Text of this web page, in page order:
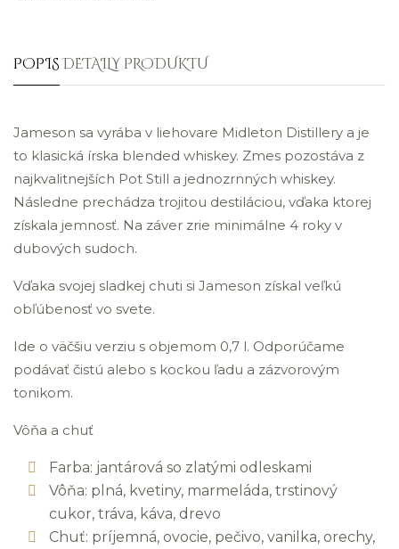
POPISDETAILY PRODUKTU
Jameson sa vyrába v liehovare Midleton Distillery a je
to klasická írska blended whiskey. Zmes pozostáva z
najkvalitnejších Pot Still a jednozrnných whiskey.
Následne prechádza trojitou destiláciou, vďaka ktorej
získala jemnosť. Na záver zrie minimálne 4 roky v
dubových sudoch.
Vďaka svojej sladkej chuti si Jameson získal veľkú
obľúbenosť vo svete.
Ide o väčšiu verziu s objemom 0,7 l. Odporúčame
podávať čistú alebo s kockou ľadu a zázvorovým
tonikom.
Vôňa a chuť
Farba: jantárová so zlatými odleskami
Vôňa: plná, kvetiny, marmeláda, trstinový
cukor, tráva, káva, drevo
Chuť: príjemná, ovocie, pečivo, vanilka, orechy,